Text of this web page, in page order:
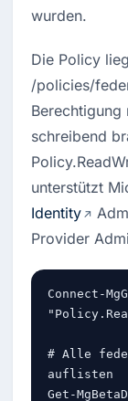
wurden.
Die Policy
/policies/
Berechtigung
schreibend
unterstützt
Identity
Provider
Connect-
# Alle
auflisten
Get-